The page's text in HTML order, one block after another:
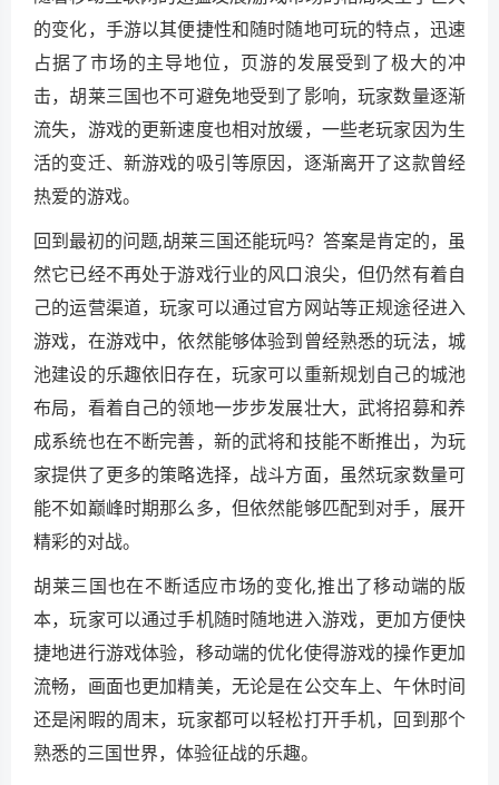
的变化，手游以其便捷性和随时随地可玩的特点，迅速
占据了市场的主导地位，页游的发展受到了极大的冲
击，胡莱三国也不可避免地受到了影响，玩家数量逐渐
流失，游戏的更新速度也相对放缓，一些老玩家因为生
活的变迁、新游戏的吸引等原因，逐渐离开了这款曾经
热爱的游戏。
回到最初的问题,胡莱三国还能玩吗？答案是肯定的，虽
然它已经不再处于游戏行业的风口浪尖，但仍然有着自
己的运营渠道，玩家可以通过官方网站等正规途径进入
游戏，在游戏中，依然能够体验到曾经熟悉的玩法，城
池建设的乐趣依旧存在，玩家可以重新规划自己的城池
布局，看着自己的领地一步步发展壮大，武将招募和养
成系统也在不断完善，新的武将和技能不断推出，为玩
家提供了更多的策略选择，战斗方面，虽然玩家数量可
能不如巅峰时期那么多，但依然能够匹配到对手，展开
精彩的对战。
胡莱三国也在不断适应市场的变化,推出了移动端的版
本，玩家可以通过手机随时随地进入游戏，更加方便快
捷地进行游戏体验，移动端的优化使得游戏的操作更加
流畅，画面也更加精美，无论是在公交车上、午休时间
还是闲暇的周末，玩家都可以轻松打开手机，回到那个
熟悉的三国世界，体验征战的乐趣。